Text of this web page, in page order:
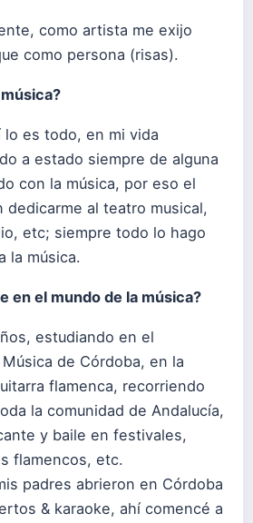
como artista me exijo
como persona (risas).
lo es todo, en mi vida
a estado siempre de alguna
con la música, por eso el
dedicarme al teatro musical,
etc; siempre todo lo hago
la música.
en el mundo de la música?
estudiando en el
de Córdoba, en la
flamenca, recorriendo
la comunidad de Andalucía,
y baile en festivales,
flamencos, etc.
padres abrieron en Córdoba
& karaoke, ahí comencé a